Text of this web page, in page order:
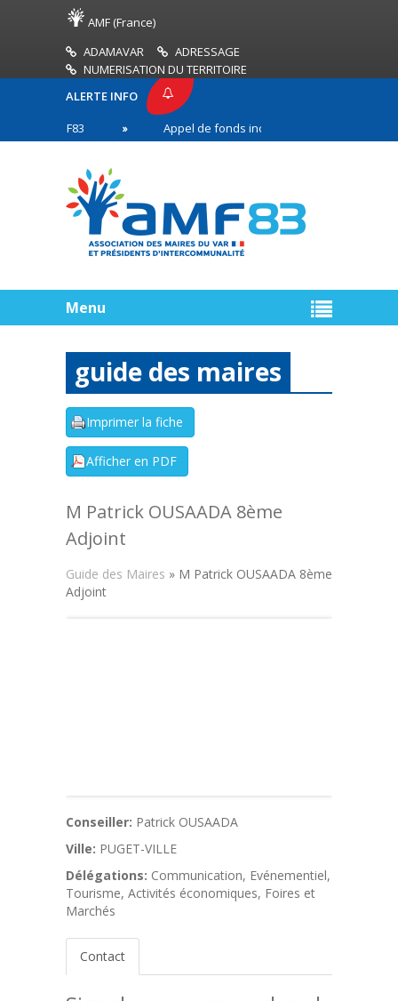
AMF (France)
ADAMAVAR
ADRESSAGE
NUMERISATION DU TERRITOIRE
ALERTE INFO
Appel de fonds incendies de forêt
première ligne
Menu
guide des maires
M Patrick OUSAADA 8ème
Adjoint
Guide des Maires » M Patrick OUSAADA 8ème
Adjoint
Conseiller: Patrick OUSAADA
Ville: PUGET-VILLE
Délégations: Communication, Evénementiel,
Tourisme, Activités économiques, Foires et
Marchés
Contact